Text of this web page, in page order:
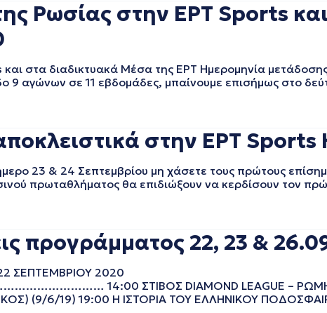
Ρωσίας στην ΕΡT Sports
και στα διαδικτυακά Μέσα της ΕΡΤ Ημερομηνία
9 αγώνων σε 11 εβδομάδες, μπαίνουμε επισήμως στο
στην ΕΡΤ Sports
23 & 24 Σεπτεμβρίου μη χάσετε τους πρώτους
πρωταθλήματος θα επιδιώξουν να κερδίσουν τον
προγράμματος 22, 23 &
ΣΕΠΤΕΜΒΡΙΟΥ 2020
14:00 ΣΤΙΒΟΣ DIAMOND LEAGUE – ΡΩΜΗ
(9/6/19) 19:00 Η ΙΣΤΟΡΙΑ ΤΟΥ ΕΛΛΗΝΙΚΟΥ